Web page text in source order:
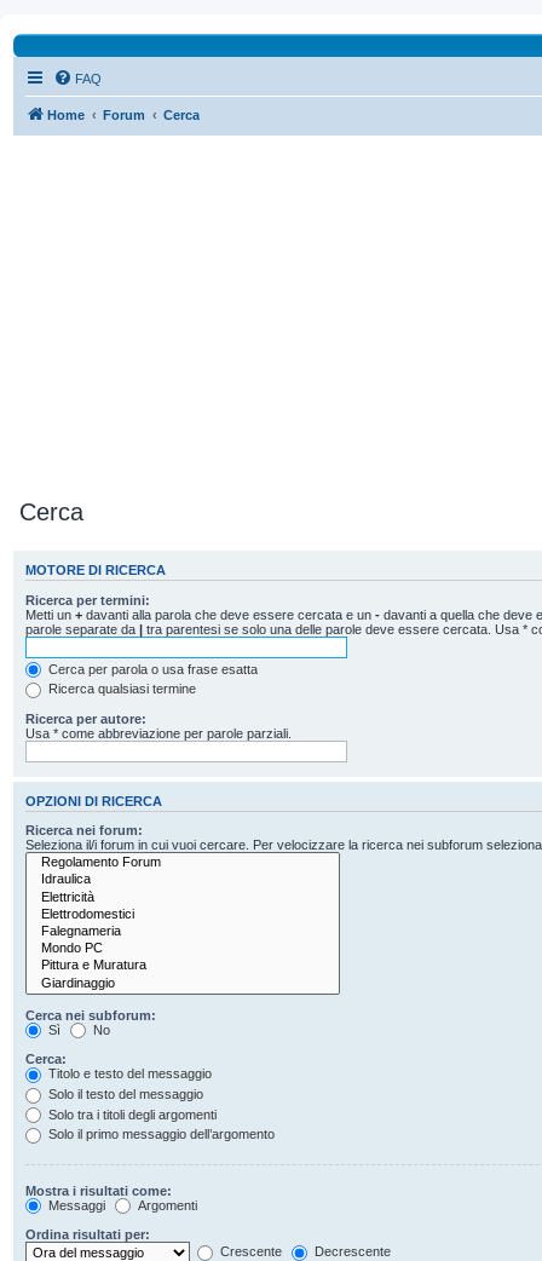
FAQ
Home Forum Cerca
Cerca
MOTORE DI RICERCA
Ricerca per termini:
Metti un + davanti alla parola che deve essere cercata e un - davanti a quella che deve
parole separate da | tra parentesi se solo una delle parole deve essere cercata. Usa *
Cerca per parola o usa frase esatta
Ricerca qualsiasi termine
Ricerca per autore:
Usa * come abbreviazione per parole parziali.
OPZIONI DI RICERCA
Ricerca nei forum:
Seleziona il/i forum in cui vuoi cercare. Per velocizzare la ricerca nei subforum
Cerca nei subforum:
Sì
No
Cerca:
Titolo e testo del messaggio
Solo il testo del messaggio
Solo tra i titoli degli argomenti
Solo il primo messaggio dell’argomento
Mostra i risultati come:
Messaggi
Argomenti
Ordina risultati per:
Crescente
Decrescente